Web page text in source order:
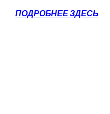
ПОДРОБНЕЕ ЗДЕСЬ